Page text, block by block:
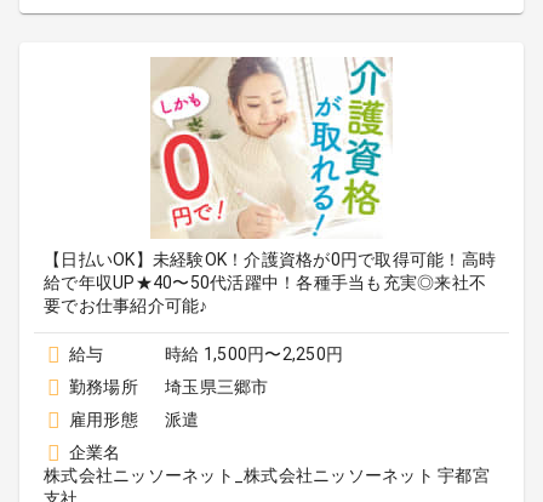
【日払いOK】未経験OK！介護資格が0円で取得可能！高時
給で年収UP★40〜50代活躍中！各種手当も充実◎来社不
要でお仕事紹介可能♪
給与
時給 1,500円〜2,250円
勤務場所
埼玉県三郷市
雇用形態
派遣
企業名
株式会社ニッソーネット_株式会社ニッソーネット 宇都宮